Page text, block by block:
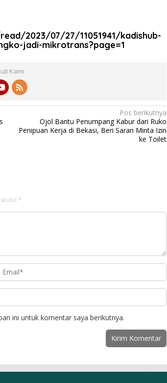
2023/07/27/11051941/kadishub-
jadi-mikrotrans?page=1
Kami
Pos berikutnya
Ojol Bantu Penumpang Kabur dari Ruko
Penipuan Kerja di Bekasi, Beri Saran Minta Izin
ke Toilet
*
ini untuk komentar saya berikutnya.